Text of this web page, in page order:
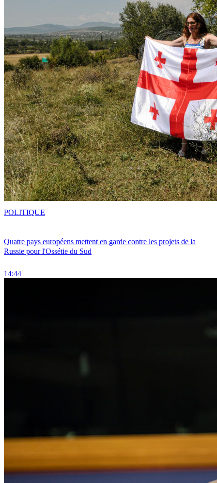
Quatre pays européens mettent en garde contre les projets de la
Russie pour l'Ossétie du Sud
14:44
POLITIQUE